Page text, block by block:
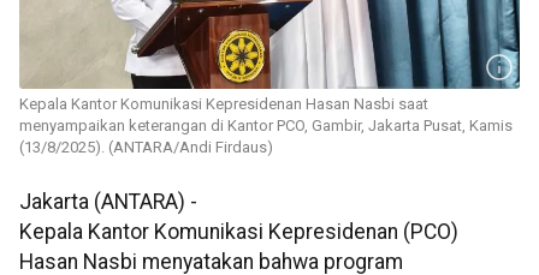
Kepala Kantor Komunikasi Kepresidenan Hasan Nasbi saat
menyampaikan keterangan di Kantor PCO, Gambir, Jakarta Pusat, Kamis
(13/8/2025). (ANTARA/Andi Firdaus)
Jakarta (ANTARA) -
Kepala Kantor Komunikasi Kepresidenan (PCO)
Hasan Nasbi menyatakan bahwa program